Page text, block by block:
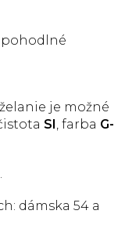
pohodlné
je možné
SI, farba G-
dámska 54 a